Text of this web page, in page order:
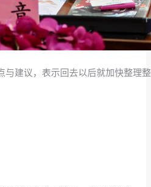
与建议，表示回去以后就加快整理